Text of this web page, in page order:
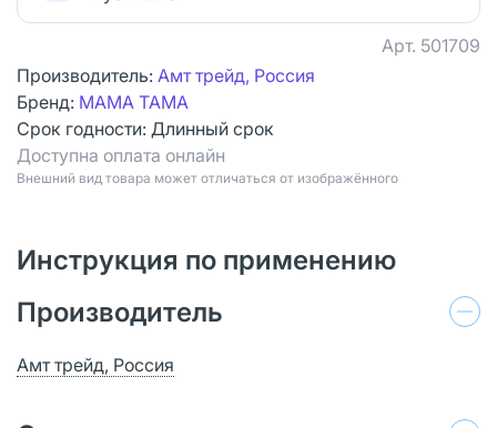
Арт. 501709
Производитель: Амт трейд, Россия
Бренд: МАМА ТАМА
Срок годности: Длинный срок
Доступна оплата онлайн
Bнешний вид товара может отличаться от изображённого
Инструкция по применению
Производитель
Амт трейд, Россия